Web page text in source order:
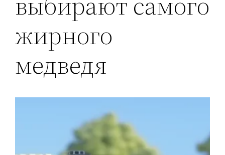
жирного
медведя